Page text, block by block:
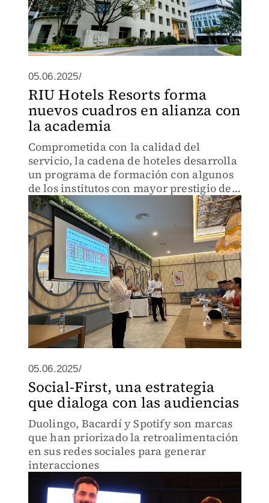
05.06.2025/
RIU Hotels Resorts forma
nuevos cuadros en alianza con
la academia
Comprometida con la calidad del
servicio, la cadena de hoteles desarrolla
un programa de formación con algunos
de los institutos con mayor prestigio de
la República mexicana
05.06.2025/
Social-First, una estrategia
que dialoga con las audiencias
Duolingo, Bacardí y Spotify son marcas
que han priorizado la retroalimentación
en sus redes sociales para generar
interacciones